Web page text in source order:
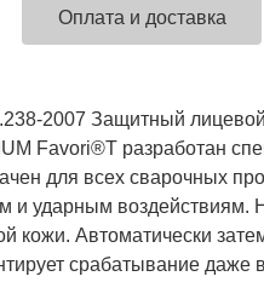
АКЦИЯ!
Оплата и доставка
2007 Защитный
Favori®T разработан
для всех сварочных
и ударным
кожи. Автоматически
срабатывание